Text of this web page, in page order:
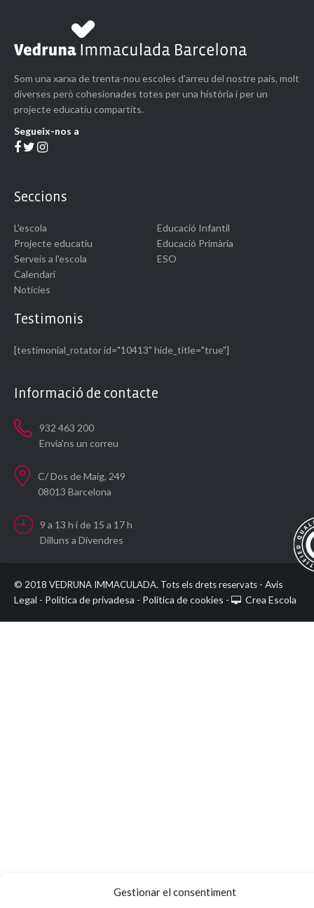
Gestionar el consentiment
Som una xarxa de trenta-nou escoles d’arreu del nostre país, molt
diverses però cohesionades totes per una història i per un
projecte educatiu compartits.
Segueix-nos a
Seccions
L'escola
Projecte educatiu
Serveis a l'escola
Calendari
Notícies
Educació Infantil
Educació Primària
ESO
Testimonis
[testimonial_rotator id="10413" hide_title="true"]
Informació de contacte
932 463 200
Envia'ns un correu
C/ Dos de Maig, 249
08013 Barcelona
9 a 13 h i de 15 a 17 h
Dilluns a Divendres
© 2018 VEDRUNA IMMACULADA. Tots els drets reservats - Avís
Legal - Política de privadesa - Política de cookies - Crea Escola